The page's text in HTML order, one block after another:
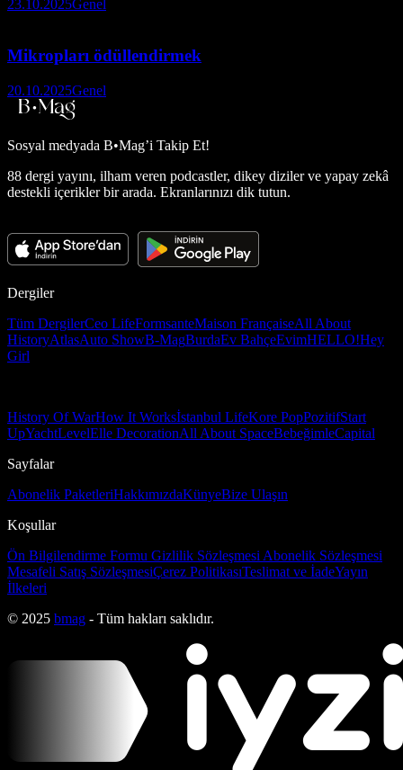
23.10.2025Genel
Mikropları ödüllendirmek
20.10.2025Genel
Sosyal medyada B•Mag’i Takip Et!
88 dergi yayını, ilham veren podcastler, dikey diziler ve yapay zekâ
destekli içerikler bir arada. Ekranlarınızı dik tutun.
Dergiler
Tüm DergilerCeo LifeFormsanteMaison FrançaiseAll About
HistoryAtlasAuto ShowB-MagBurdaEv BahçeEvimHELLO!Hey
Girl
History Of WarHow It Worksİstanbul LifeKore PopPozitifStart
UpYachtLevelElle DecorationAll About SpaceBebeğimleCapital
Sayfalar
Abonelik PaketleriHakkımızdaKünyeBize Ulaşın
Koşullar
Ön Bilgilendirme Formu Gizlilik Sözleşmesi Abonelik Sözleşmesi
Mesafeli Satış SözleşmesiÇerez PolitikasıTeslimat ve İadeYayın
İlkeleri
© 2025 bmag - Tüm hakları saklıdır.